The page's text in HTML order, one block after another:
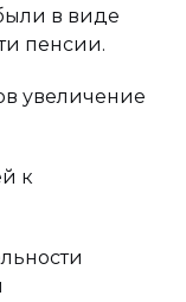
в виде
пенсии.
увеличение
к